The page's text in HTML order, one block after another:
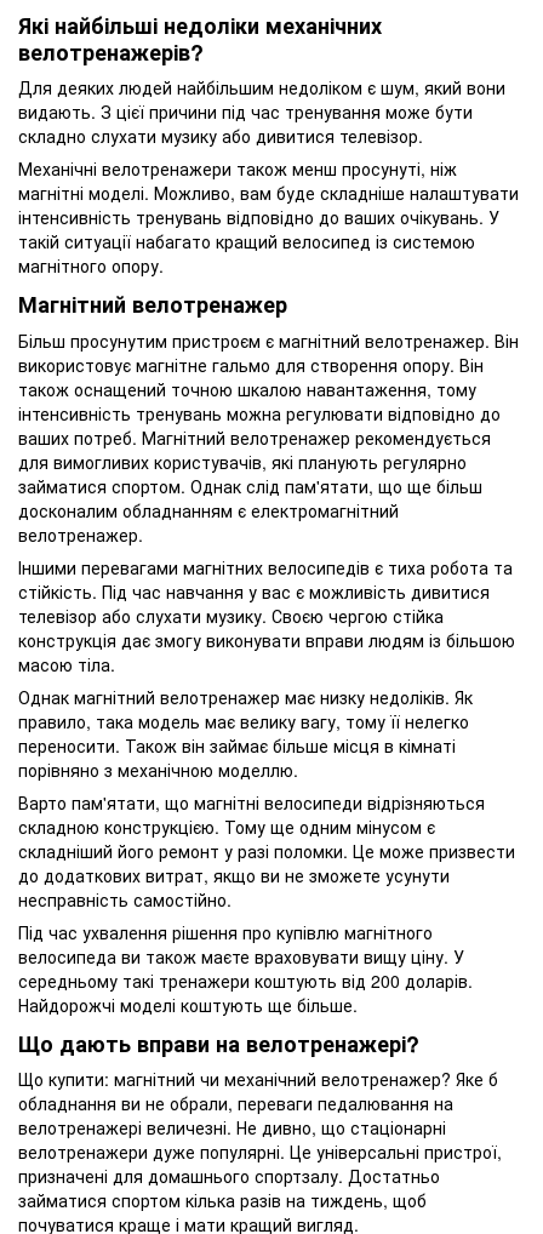
Які найбільші недоліки механічних
велотренажерів?
Для деяких людей найбільшим недоліком є шум, який вони
видають. З цієї причини під час тренування може бути
складно слухати музику або дивитися телевізор.
Механічні велотренажери також менш просунуті, ніж
магнітні моделі. Можливо, вам буде складніше налаштувати
інтенсивність тренувань відповідно до ваших очікувань. У
такій ситуації набагато кращий велосипед із системою
магнітного опору.
Магнітний велотренажер
Більш просунутим пристроєм є магнітний велотренажер. Він
використовує магнітне гальмо для створення опору. Він
також оснащений точною шкалою навантаження, тому
інтенсивність тренувань можна регулювати відповідно до
ваших потреб. Магнітний велотренажер рекомендується
для вимогливих користувачів, які планують регулярно
займатися спортом. Однак слід пам'ятати, що ще більш
досконалим обладнанням є електромагнітний
велотренажер.
Іншими перевагами магнітних велосипедів є тиха робота та
стійкість. Під час навчання у вас є можливість дивитися
телевізор або слухати музику. Своєю чергою стійка
конструкція дає змогу виконувати вправи людям із більшою
масою тіла.
Однак магнітний велотренажер має низку недоліків. Як
правило, така модель має велику вагу, тому її нелегко
переносити. Також він займає більше місця в кімнаті
порівняно з механічною моделлю.
Варто пам'ятати, що магнітні велосипеди відрізняються
складною конструкцією. Тому ще одним мінусом є
складніший його ремонт у разі поломки. Це може призвести
до додаткових витрат, якщо ви не зможете усунути
несправність самостійно.
Під час ухвалення рішення про купівлю магнітного
велосипеда ви також маєте враховувати вищу ціну. У
середньому такі тренажери коштують від 200 доларів.
Найдорожчі моделі коштують ще більше.
Що дають вправи на велотренажері?
Що купити: магнітний чи механічний велотренажер? Яке б
обладнання ви не обрали, переваги педалювання на
велотренажері величезні. Не дивно, що стаціонарні
велотренажери дуже популярні. Це універсальні пристрої,
призначені для домашнього спортзалу. Достатньо
займатися спортом кілька разів на тиждень, щоб
почуватися краще і мати кращий вигляд.